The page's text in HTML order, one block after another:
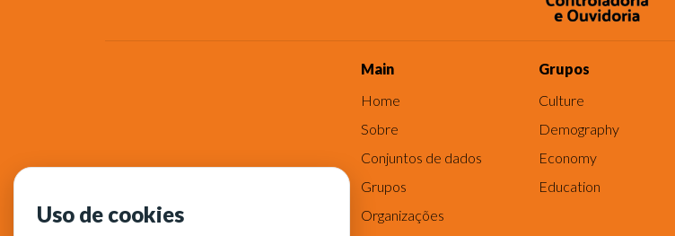
Main
Home
Sobre
Conjuntos de dados
Grupos
Organizações
Grupos
Culture
Demography
Economy
Education
Uso de cookies